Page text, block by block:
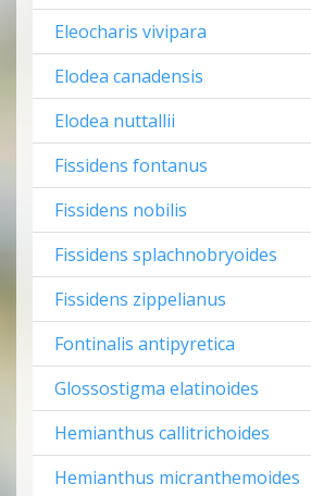
Eleocharis vivipara
Elodea canadensis
Elodea nuttallii
Fissidens fontanus
Fissidens nobilis
Fissidens splachnobryoides
Fissidens zippelianus
Fontinalis antipyretica
Glossostigma elatinoides
Hemianthus callitrichoides
Hemianthus micranthemoides